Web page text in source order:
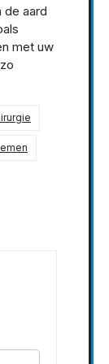
de aard
met uw